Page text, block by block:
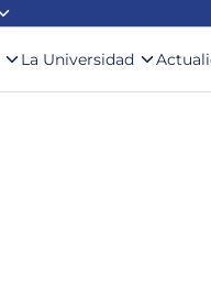
La Universidad